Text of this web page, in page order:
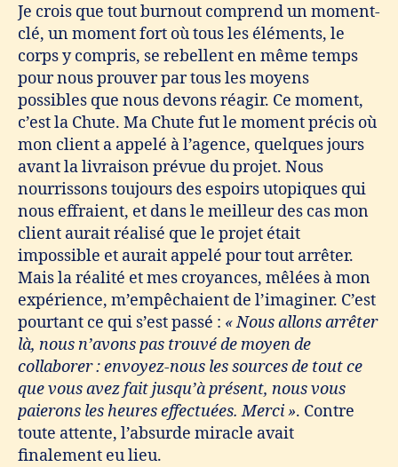
Je crois que tout burnout comprend un moment-
clé, un moment fort où tous les éléments, le
corps y compris, se rebellent en même temps
pour nous prouver par tous les moyens
possibles que nous devons réagir. Ce moment,
c’est la Chute. Ma Chute fut le moment précis où
mon client a appelé à l’agence, quelques jours
avant la livraison prévue du projet. Nous
nourrissons toujours des espoirs utopiques qui
nous effraient, et dans le meilleur des cas mon
client aurait réalisé que le projet était
impossible et aurait appelé pour tout arrêter.
Mais la réalité et mes croyances, mêlées à mon
expérience, m’empêchaient de l’imaginer. C’est
pourtant ce qui s’est passé : « Nous allons arrêter
là, nous n’avons pas trouvé de moyen de
collaborer : envoyez-nous les sources de tout ce
que vous avez fait jusqu’à présent, nous vous
paierons les heures effectuées. Merci ». Contre
toute attente, l’absurde miracle avait
finalement eu lieu.